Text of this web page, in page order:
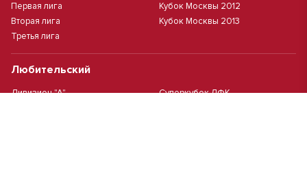
Первая лига
Вторая лига
Третья лига
Кубок Москвы 2012
Кубок Москвы 2013
Любительский
Дивизион "А"
Суперкубок ЛФК